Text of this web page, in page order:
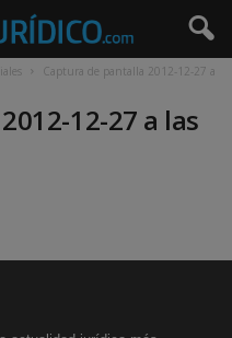
Captura de pantalla 2012-12-27 a
12-27 a las